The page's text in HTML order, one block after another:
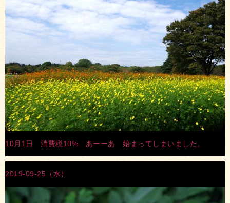
10月1日 消費税10% あーーあ 始まってしまいました。
2019-09-25（水）